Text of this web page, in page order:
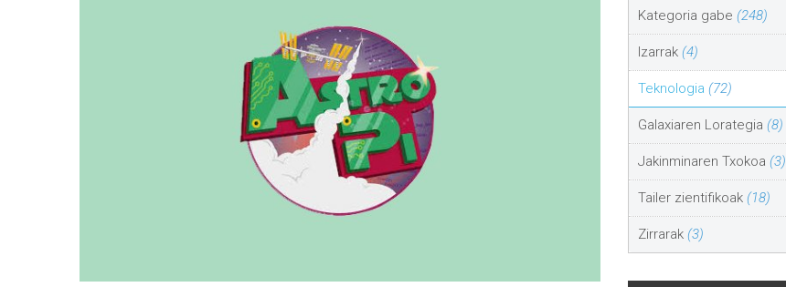
Kategoria gabe (248)
Izarrak (4)
Teknologia (72)
Galaxiaren Lorategia (8)
Jakinminaren Txokoa (3)
Tailer zientifikoak (18)
Zirrarak (3)